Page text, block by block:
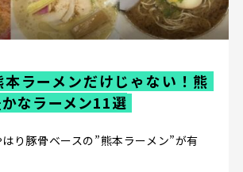
本ラーメンだけじゃない！熊
なラーメン11選
り豚骨ベースの”熊本ラーメン”が有